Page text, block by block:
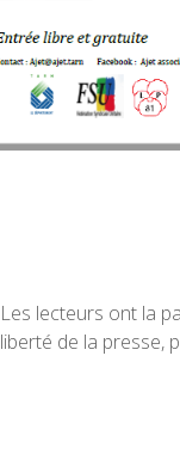
Catégories
Les lecteurs ont la
Étiquettes
liberté de la presse,